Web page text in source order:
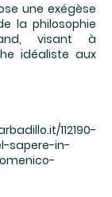
une exégèse
la philosophie
visant à
idéaliste aux
112190-
sapere-in-